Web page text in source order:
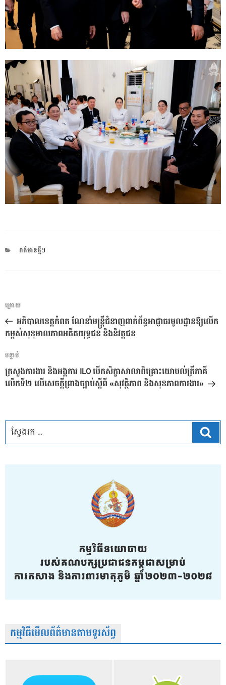
CATEGORIES
ពត៌មានថ្មីៗ
ការ​
នាំទិស​
ប្រកាស
អត្ថបទ
មុន
ក្រោយ
អភិបាលខេត្តកំពត ណែនាំមន្ត្រីជំនាញពាក់ព័ន្ធអាជ្ញាធរមូលដ្ឋានឱ្យលើក
កម្ពស់សុខុមាលភាពអតីតយុទ្ធជន និងនិវត្តជន
អត្ថបទ
បន្ទាប់
បន្ទាប់
ក្រសួងការងារ និងអង្គការ ILO បើកសិក្ខាសាលាពិគ្រោះយោបល់ត្រីភាគី
លើកទី២ លើសេចក្តីព្រាងច្បាប់ស្តីពី «សុវត្ថិភាព និងសុខភាពការងារ»
កម្មវិធីមើលព័ត៌មានតាមទូរស័ព្វ